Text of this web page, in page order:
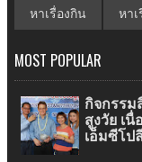
หาเรื่องกิน หา
MOST POPULAR
กิจกรรม
สูงวัย เ
เอ็มซีโป